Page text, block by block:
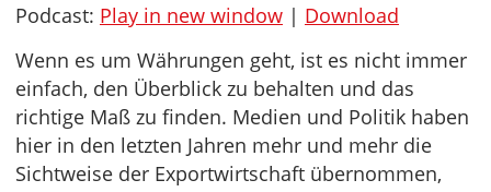
Podcast: Play in new window | Download
Wenn es um Währungen geht, ist es nicht immer
einfach, den Überblick zu behalten und das
richtige Maß zu finden. Medien und Politik haben
hier in den letzten Jahren mehr und mehr die
Sichtweise der Exportwirtschaft übernommen,